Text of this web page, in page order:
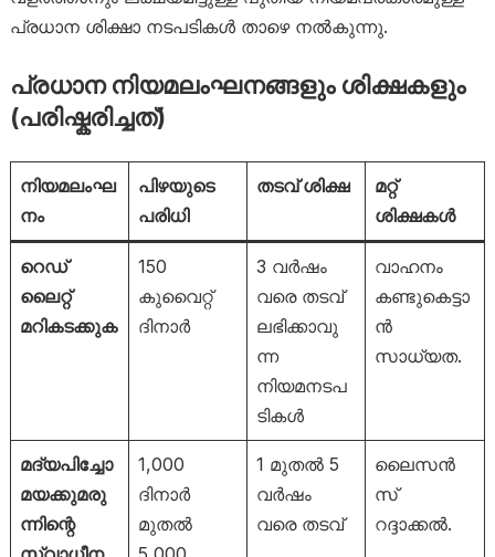
പ്രധാന ശിക്ഷാ നടപടികൾ താഴെ നൽകുന്നു.
പ്രധാന നിയമലംഘനങ്ങളും ശിക്ഷകളും
(പരിഷ്കരിച്ചത്)
നിയമലംഘ
നം
പിഴയുടെ
പരിധി
തടവ് ശിക്ഷ
മറ്റ്
ശിക്ഷകൾ
റെഡ്
ലൈറ്റ്
മറികടക്കുക
150
കുവൈറ്റ്
ദിനാർ
3 വർഷം
വരെ തടവ്
ലഭിക്കാവു
ന്ന
നിയമനടപ
ടികൾ
വാഹനം
കണ്ടുകെട്ടാ
ൻ
സാധ്യത.
മദ്യപിച്ചോ
മയക്കുമരു
ന്നിന്റെ
1,000
ദിനാർ
മുതൽ
1 മുതൽ 5
വർഷം
വരെ തടവ്
ലൈസൻ
സ്
റദ്ദാക്കൽ.